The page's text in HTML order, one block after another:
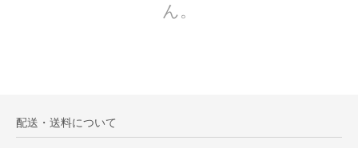
ん。
配送・送料について